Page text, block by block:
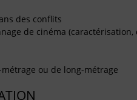
des conflits
de cinéma (caractérisation,
ou de long-métrage